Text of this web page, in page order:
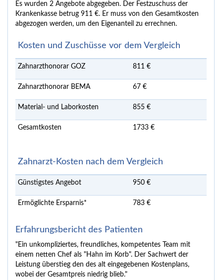
Es wurden 2 Angebote abgegeben. Der Festzuschuss der
Krankenkasse betrug 911 €. Er muss von den Gesamtkosten
abgezogen werden, um den Eigenanteil zu errechnen.
Kosten und Zuschüsse vor dem Vergleich
Zahnarzthonorar GOZ 811 €
Zahnarzthonorar BEMA 67 €
Material- und Laborkosten 855 €
Gesamtkosten 1733 €
Zahnarzt-Kosten nach dem Vergleich
Günstigstes Angebot 950 €
Ermöglichte Ersparnis* 783 €
Erfahrungsbericht des Patienten
"Ein unkompliziertes, freundliches, kompetentes Team mit
einem netten Chef als "Hahn im Korb". Der Sachwert der
Leistung überstieg den des alt eingegebenen Kostenplans,
wobei der Gesamtpreis niedrig blieb."